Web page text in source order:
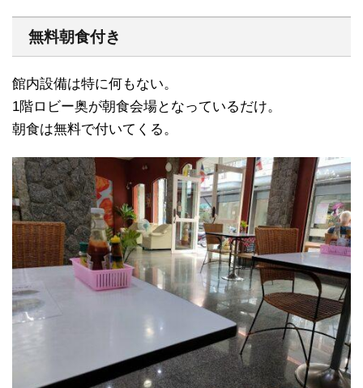
無料朝食付き
館内設備は特に何もない。
1階ロビー奥が朝食会場となっているだけ。
朝食は無料で付いてくる。